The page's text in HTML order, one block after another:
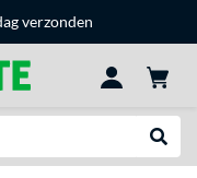
verzonden